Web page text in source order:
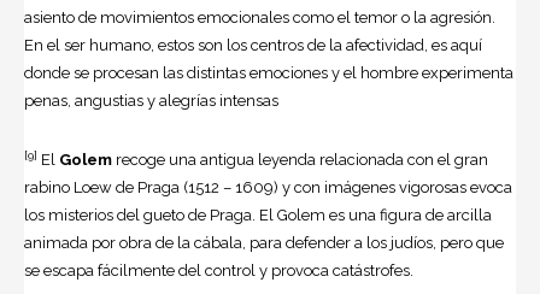
asiento de movimientos emocionales como el temor o la agresión.
En el ser humano, estos son los centros de la afectividad, es aquí
donde se procesan las distintas emociones y el hombre experimenta
penas, angustias y alegrías intensas
[9] El Golem recoge una antigua leyenda relacionada con el gran
rabino Loew de Praga (1512 – 1609) y con imágenes vigorosas evoca
los misterios del gueto de Praga. El Golem es una figura de arcilla
animada por obra de la cábala, para defender a los judíos, pero que
se escapa fácilmente del control y provoca catástrofes.